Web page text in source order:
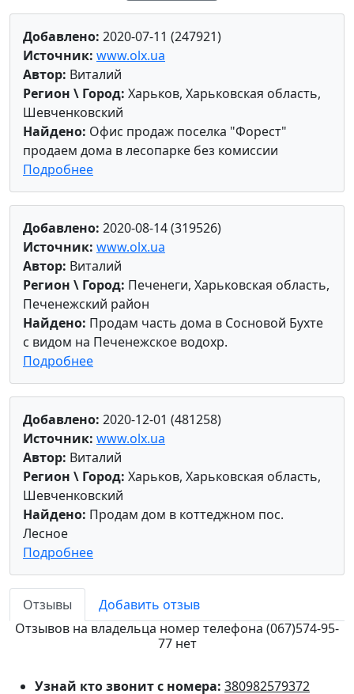
Добавлено: 2020-07-11 (247921)
Источник: www.olx.ua
Автор: Виталий
Регион \ Город: Харьков, Харьковская область,
Шевченковский
Найдено: Офис продаж поселка "Форест"
продаем дома в лесопарке без комиссии
Подробнее
Добавлено: 2020-08-14 (319526)
Источник: www.olx.ua
Автор: Виталий
Регион \ Город: Печенеги, Харьковская область,
Печенежский район
Найдено: Продам часть дома в Сосновой Бухте
с видом на Печенежское водохр.
Подробнее
Добавлено: 2020-12-01 (481258)
Источник: www.olx.ua
Автор: Виталий
Регион \ Город: Харьков, Харьковская область,
Шевченковский
Найдено: Продам дом в коттеджном пос.
Лесное
Подробнее
Отзывы
Добавить отзыв
Отзывов на владельца номер телефона (067)574-95-
77 нет
Узнай кто звонит с номера: 380982579372